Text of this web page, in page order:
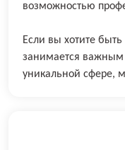
возможностью
Если вы хотите
занимается важным
уникальной сфере,